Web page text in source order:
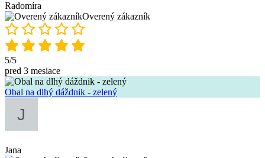
Radomíra
Overený zákazník
5/5
pred 3 mesiace
Obal na dlhý dáždnik - zelený
Jana